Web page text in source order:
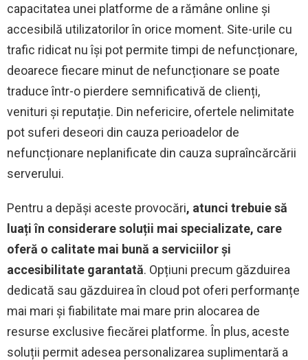
capacitatea unei platforme de a rămâne online și
accesibilă utilizatorilor în orice moment. Site-urile cu
trafic ridicat nu își pot permite timpi de nefuncționare,
deoarece fiecare minut de nefuncționare se poate
traduce într-o pierdere semnificativă de clienți,
venituri și reputație. Din nefericire, ofertele nelimitate
pot suferi deseori din cauza perioadelor de
nefuncționare neplanificate din cauza supraîncărcării
serverului.
Pentru a depăși aceste provocări, atunci trebuie să
luați în considerare soluții mai specializate, care
oferă o calitate mai bună a serviciilor și
accesibilitate garantată. Opțiuni precum găzduirea
dedicată sau găzduirea în cloud pot oferi performanțe
mai mari și fiabilitate mai mare prin alocarea de
resurse exclusive fiecărei platforme. În plus, aceste
soluții permit adesea personalizarea suplimentară a